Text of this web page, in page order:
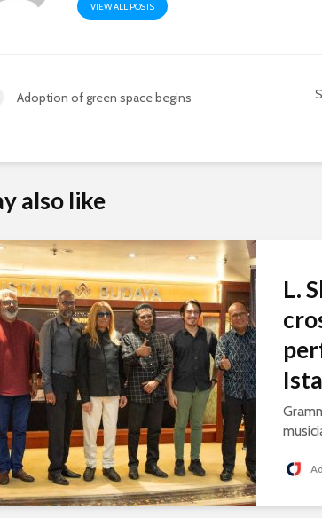
VIEW ALL POSTS
Adoption of green space begins
also like
L.